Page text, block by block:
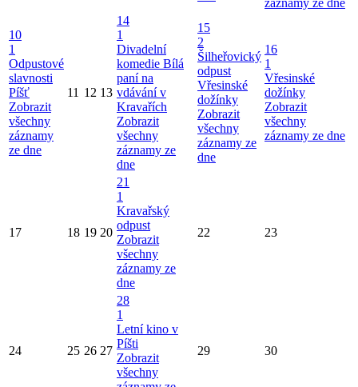
10
1
Odpustové
slavnosti
Píšť
Zobrazit
všechny
záznamy
ze dne
11 12 13
14
1
Divadelní
komedie Bílá
paní na
vdávání v
Kravařích
Zobrazit
všechny
záznamy ze
dne
15
2
Šilheřovický
odpust
Vřesinské
dožínky
Zobrazit
všechny
záznamy ze
dne
16
1
Vřesinské
dožínky
Zobrazit
všechny
záznamy ze dne
17 18 19 20
21
1
Kravařský
odpust
Zobrazit
všechny
záznamy ze
dne
22 23
24 25 26 27
28
1
Letní kino v
Píšti
Zobrazit
všechny
29 30